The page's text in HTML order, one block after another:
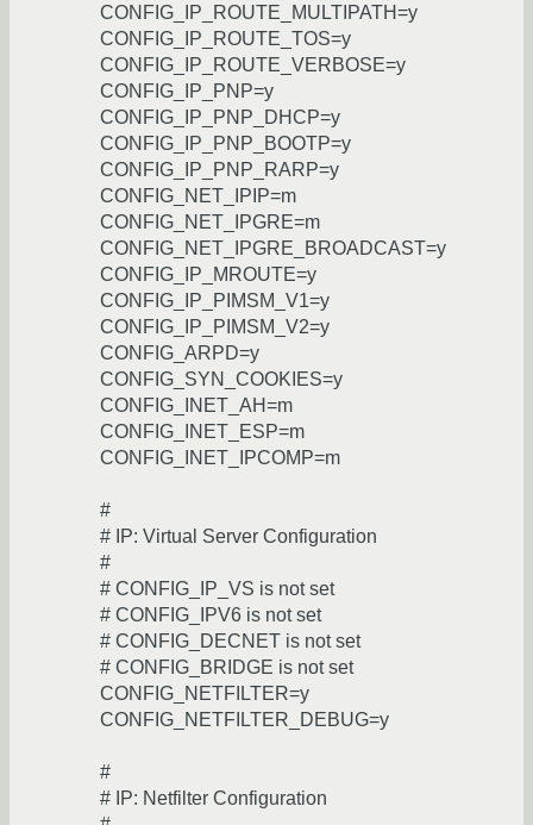
CONFIG_IP_ROUTE_MULTIPATH=y
CONFIG_IP_ROUTE_TOS=y
CONFIG_IP_ROUTE_VERBOSE=y
CONFIG_IP_PNP=y
CONFIG_IP_PNP_DHCP=y
CONFIG_IP_PNP_BOOTP=y
CONFIG_IP_PNP_RARP=y
CONFIG_NET_IPIP=m
CONFIG_NET_IPGRE=m
CONFIG_NET_IPGRE_BROADCAST=y
CONFIG_IP_MROUTE=y
CONFIG_IP_PIMSM_V1=y
CONFIG_IP_PIMSM_V2=y
CONFIG_ARPD=y
CONFIG_SYN_COOKIES=y
CONFIG_INET_AH=m
CONFIG_INET_ESP=m
CONFIG_INET_IPCOMP=m
#
# IP: Virtual Server Configuration
#
# CONFIG_IP_VS is not set
# CONFIG_IPV6 is not set
# CONFIG_DECNET is not set
# CONFIG_BRIDGE is not set
CONFIG_NETFILTER=y
CONFIG_NETFILTER_DEBUG=y
#
# IP: Netfilter Configuration